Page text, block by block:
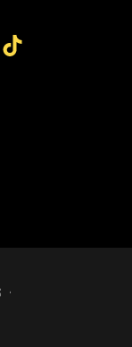
TikTok
·